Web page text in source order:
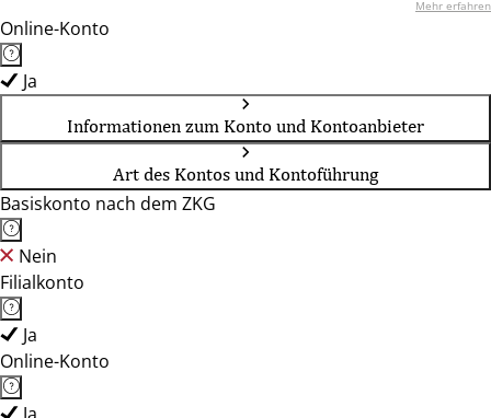
Mehr erfahren
Online-Konto
Ja
Informationen zum Konto und Kontoanbieter
Art des Kontos und Kontoführung
Basiskonto nach dem ZKG
Nein
Filialkonto
Ja
Online-Konto